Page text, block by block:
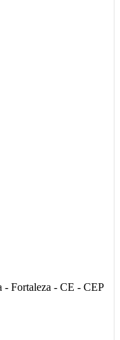
Fortaleza - CE - CEP